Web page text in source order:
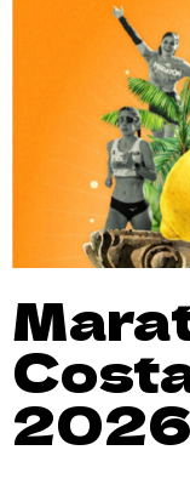
2026